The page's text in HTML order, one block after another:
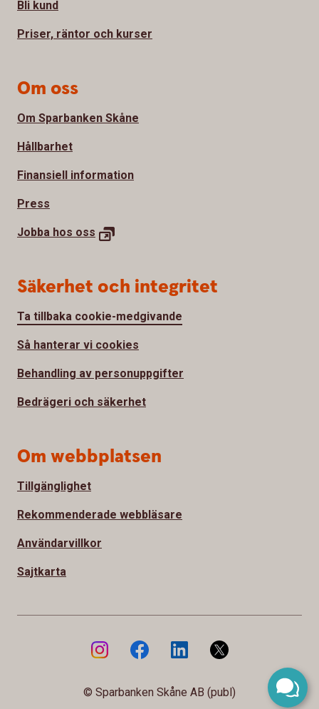
Bli kund
Priser, räntor och kurser
Om oss
Om Sparbanken Skåne
Hållbarhet
Finansiell information
Press
Jobba hos oss
Säkerhet och integritet
Ta tillbaka cookie-medgivande
Så hanterar vi cookies
Behandling av personuppgifter
Bedrägeri och säkerhet
Om webbplatsen
Tillgänglighet
Rekommenderade webbläsare
Användarvillkor
Sajtkarta
© Sparbanken Skåne AB (publ)